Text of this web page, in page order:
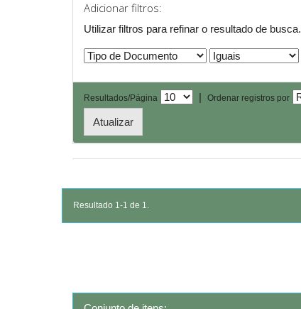
Adicionar filtros:
Utilizar filtros para refinar o resultado de busca.
Resultados/Página | Ordenar registros por
Resultado 1-1 de 1.